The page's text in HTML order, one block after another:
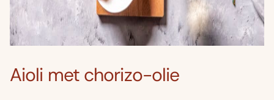
Aioli met chorizo-olie